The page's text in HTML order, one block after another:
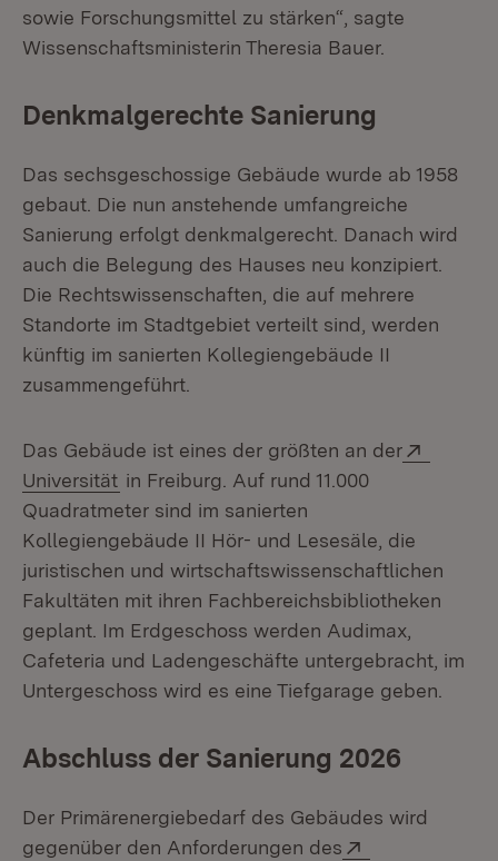
sowie Forschungsmittel zu stärken“, sagte
Wissenschaftsministerin Theresia Bauer.
Denkmalgerechte Sanierung
Das sechsgeschossige Gebäude wurde ab 1958
gebaut. Die nun anstehende umfangreiche
Sanierung erfolgt denkmalgerecht. Danach wird
auch die Belegung des Hauses neu konzipiert.
Die Rechtswissenschaften, die auf mehrere
Standorte im Stadtgebiet verteilt sind, werden
künftig im sanierten Kollegiengebäude II
zusammengeführt.
Das Gebäude ist eines der größten an der
Universität (Öffnet in neuem Fenster)
in Freiburg. Auf rund 11.000
Quadratmeter sind im sanierten
Kollegiengebäude II Hör- und Lesesäle, die
juristischen und wirtschaftswissenschaftlichen
Fakultäten mit ihren Fachbereichsbibliotheken
geplant. Im Erdgeschoss werden Audimax,
Cafeteria und Ladengeschäfte untergebracht, im
Untergeschoss wird es eine Tiefgarage geben.
Abschluss der Sanierung 2026
Der Primärenergiebedarf des Gebäudes wird
gegenüber den Anforderungen des